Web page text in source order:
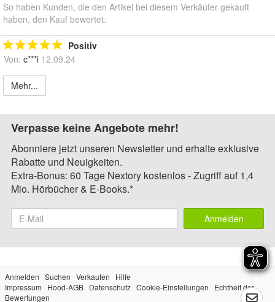
So haben Kunden, die den Artikel bei diesem Verkäufer gekauft
haben, den Kauf bewertet.
Positiv
Von: c***i 12.09.24
Mehr...
Verpasse keine Angebote mehr!
Abonniere jetzt unseren Newsletter und erhalte exklusive
Rabatte und Neuigkeiten.
Extra-Bonus: 60 Tage Nextory kostenlos - Zugriff auf 1,4
Mio. Hörbücher & E-Books.*
Anmelden
Anmelden Suchen Verkaufen
Hilfe
Impressum
Hood-AGB Datenschutz Cookie-Einstellungen
Echtheit der
Bewertungen